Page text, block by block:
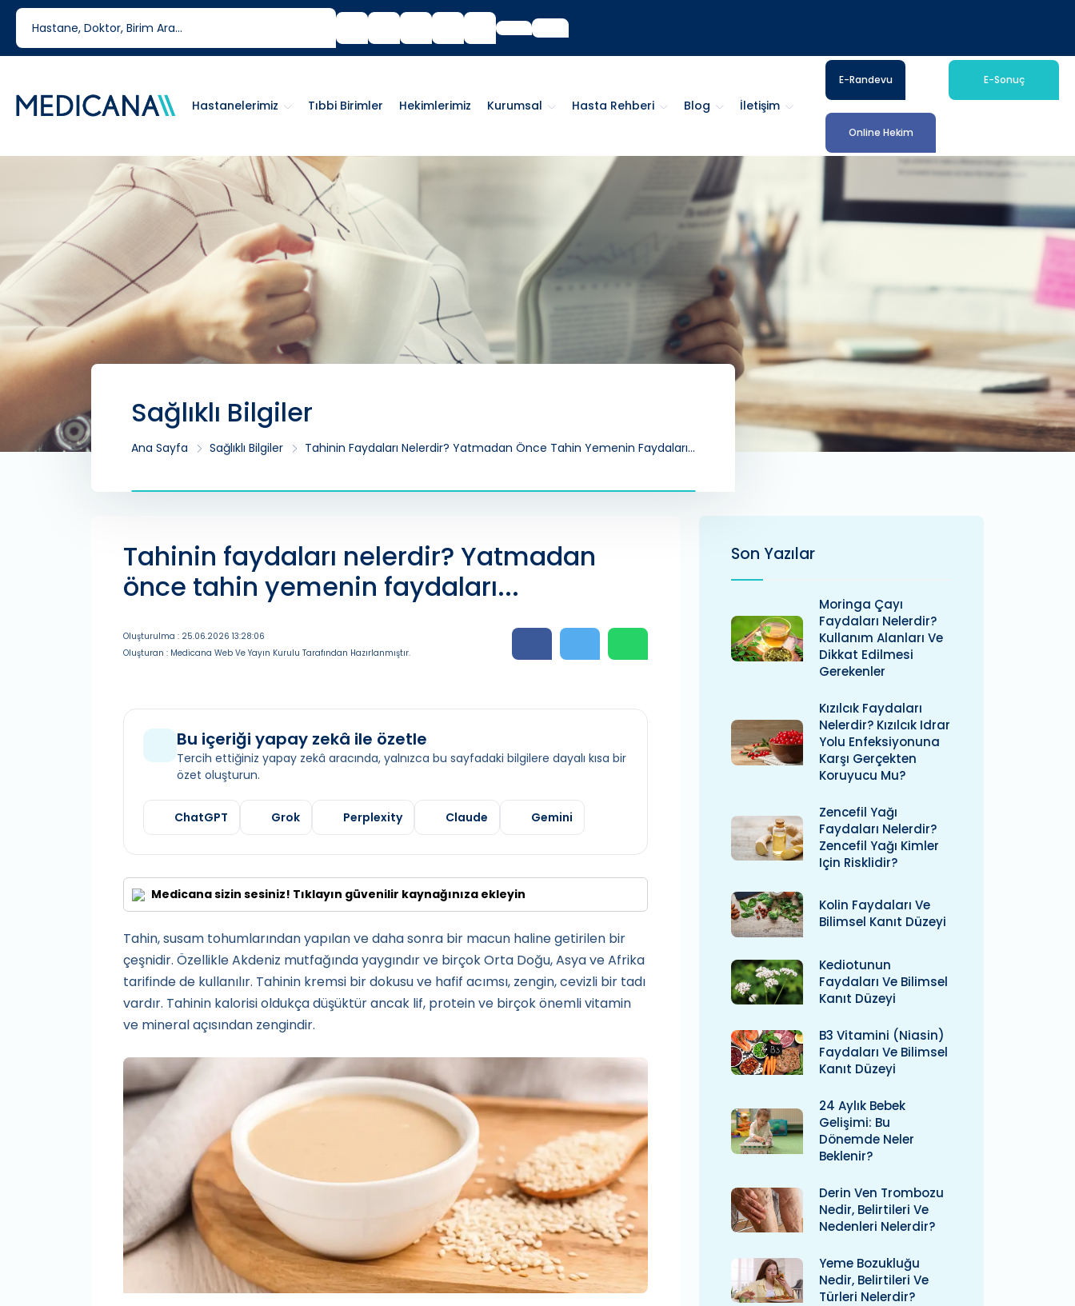
444 6 334
Tıbbi Birimler Hekimlerimiz Kurumsal Hasta Rehberi Blog İletişim
Hastanelerimiz
E-Randevu E-Sonuç
Online Hekim
Sağlıklı Bilgiler
Ana Sayfa Sağlıklı Bilgiler Tahinin Faydaları Nelerdir? Yatmadan Önce Tahin Yemenin Faydaları...
Tahinin faydaları nelerdir? Yatmadan
önce tahin yemenin faydaları...
Oluşturulma : 25.06.2026 13:28:06
Oluşturan : Medicana Web Ve Yayın Kurulu Tarafından Hazırlanmıştır.
Bu içeriği yapay zekâ ile özetle
Tercih ettiğiniz yapay zekâ aracında, yalnızca bu sayfadaki bilgilere dayalı kısa bir
özet oluşturun.
ChatGPT Grok Perplexity Claude Gemini
Medicana sizin sesiniz! Tıklayın güvenilir kaynağınıza ekleyin
Tahin, susam tohumlarından yapılan ve daha sonra bir macun haline getirilen bir
çeşnidir. Özellikle Akdeniz mutfağında yaygındır ve birçok Orta Doğu, Asya ve Afrika
tarifinde de kullanılır. Tahinin kremsi bir dokusu ve hafif acımsı, zengin, cevizli bir tadı
vardır. Tahinin kalorisi oldukça düşüktür ancak lif, protein ve birçok önemli vitamin
ve mineral açısından zengindir.
Son Yazılar
Moringa Çayı
Faydaları Nelerdir?
Kullanım Alanları Ve
Dikkat Edilmesi
Gerekenler
Kızılcık Faydaları
Nelerdir? Kızılcık Idrar
Yolu Enfeksiyonuna
Karşı Gerçekten
Koruyucu Mu?
Zencefil Yağı
Faydaları Nelerdir?
Zencefil Yağı Kimler
Için Risklidir?
Kolin Faydaları Ve
Bilimsel Kanıt Düzeyi
Kediotunun
Faydaları Ve Bilimsel
Kanıt Düzeyi
B3 Vitamini (niasin)
Faydaları Ve Bilimsel
Kanıt Düzeyi
24 Aylık Bebek
Gelişimi: Bu
Dönemde Neler
Beklenir?
Derin Ven Trombozu
Nedir, Belirtileri Ve
Nedenleri Nelerdir?
Yeme Bozukluğu
Nedir, Belirtileri Ve
Türleri Nelerdir?